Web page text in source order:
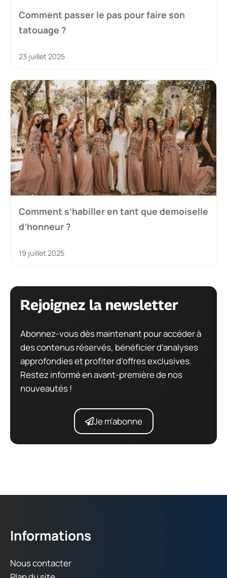
Comment passer le pas pour faire son
tatouage ?
23 juillet 2025
Comment s’habiller en tant que demoiselle
d’honneur ?
19 juillet 2025
Rejoignez la newsletter
Abonnez-vous dès maintenant pour accéder à
des contenus réservés, bénéficier d’analyses
approfondies et profiter d’offres exclusives.
Restez informé en avant-première de nos
nouveautés !
Je m'abonne
Informations
Nous contacter